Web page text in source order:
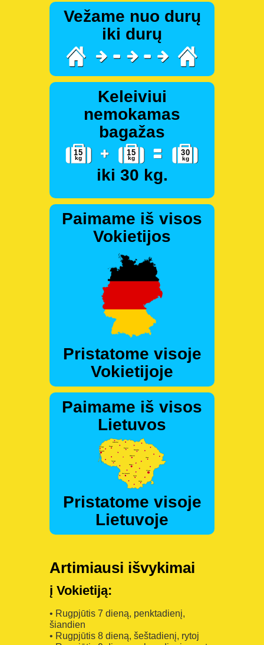
Vežame nuo durų
iki durų
Keleiviui
nemokamas
bagažas
iki 30 kg.
Paimame iš visos
Vokietijos
Pristatome visoje
Vokietijoje
Paimame iš visos
Lietuvos
Pristatome visoje
Lietuvoje
Artimiausi išvykimai
į Vokietiją:
• Rugpjūtis 7 dieną, penktadienį,
šiandien
• Rugpjūtis 8 dieną, šeštadienį, rytoj